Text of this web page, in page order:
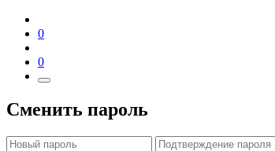
0
0
Сменить пароль